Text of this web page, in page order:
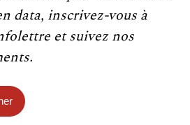
data, inscrivez-vous à
et suivez nos